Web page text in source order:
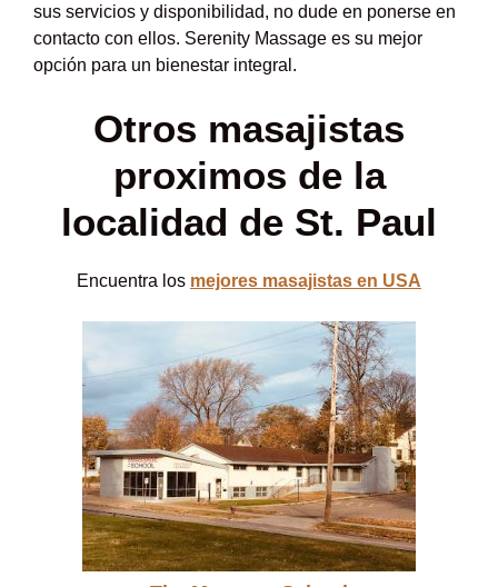
sus servicios y disponibilidad, no dude en ponerse en
contacto con ellos. Serenity Massage es su mejor
opción para un bienestar integral.
Otros masajistas
proximos de la
localidad de St. Paul
Encuentra los mejores masajistas en USA